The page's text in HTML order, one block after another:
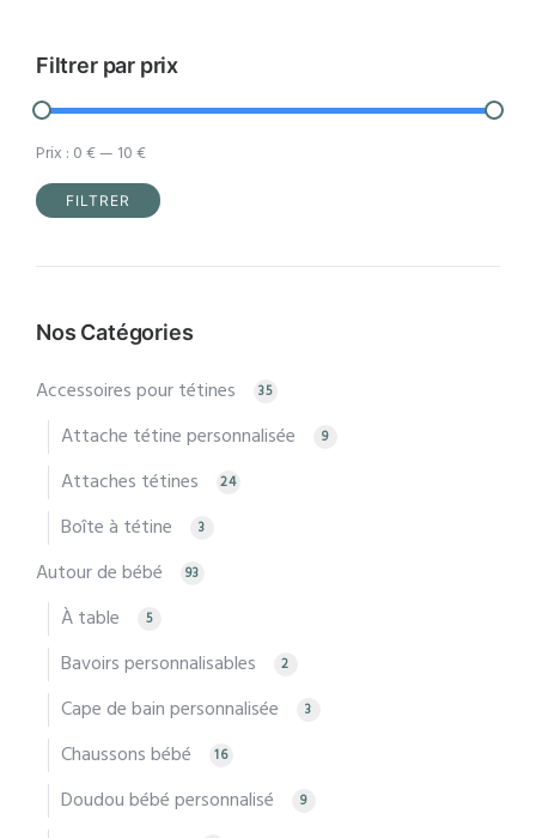
la
du
produit
Filtrer par prix
min
max
FILTRER
Prix : 0 €— 10 €
Nos Catégories
Accessoires pour tétines 35
Attache tétine personnalisée 9
Attaches tétines 24
Boîte à tétine 3
Autour de bébé 93
À table 5
Bavoirs personnalisables 2
Cape de bain personnalisée 3
Chaussons bébé 16
Doudou bébé personnalisé 9